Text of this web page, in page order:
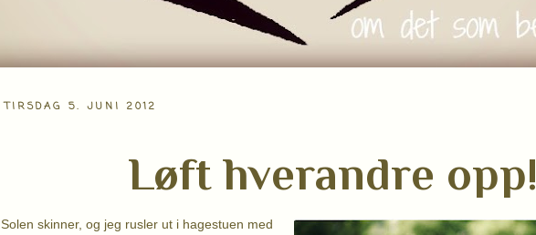
TIRSDAG 5. JUNI 2012
Løft hverandre opp!
Solen skinner, og jeg rusler ut i hagestuen med